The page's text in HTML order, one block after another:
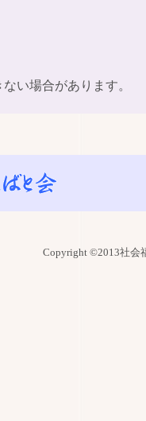
い場合があります。
Copyright ©2013社会